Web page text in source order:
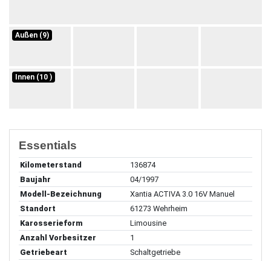
Außen (9)
Innen (10 )
Essentials
Kilometerstand
136874
Baujahr
04/1997
Modell-Bezeichnung
Xantia ACTIVA 3.0 16V Manuel
Standort
61273 Wehrheim
Karosserieform
Limousine
Anzahl Vorbesitzer
1
Getriebeart
Schaltgetriebe